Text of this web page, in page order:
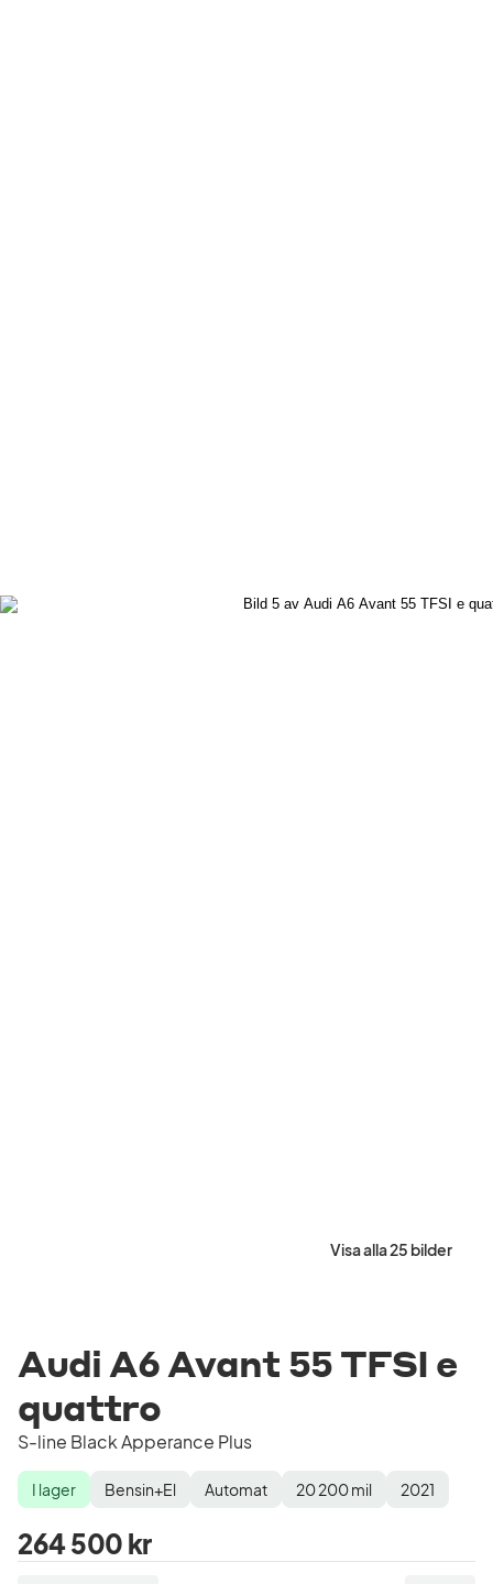
Visa alla 25 bilder
Audi A6 Avant 55 TFSI e
quattro
S-line Black Apperance Plus
Lagerstatus
I lager
Drivmedel Bensin+El
Växellåda Automat
Mätarställning 20 200mil
Modellår 2021
264 500 kr